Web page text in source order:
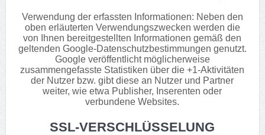
Verwendung der erfassten Informationen: Neben den
oben erläuterten Verwendungszwecken werden die
von Ihnen bereitgestellten Informationen gemäß den
geltenden Google-Datenschutzbestimmungen genutzt.
Google veröffentlicht möglicherweise
zusammengefasste Statistiken über die +1-Aktivitäten
der Nutzer bzw. gibt diese an Nutzer und Partner
weiter, wie etwa Publisher, Inserenten oder
verbundene Websites.
SSL-VERSCHLÜSSELUNG